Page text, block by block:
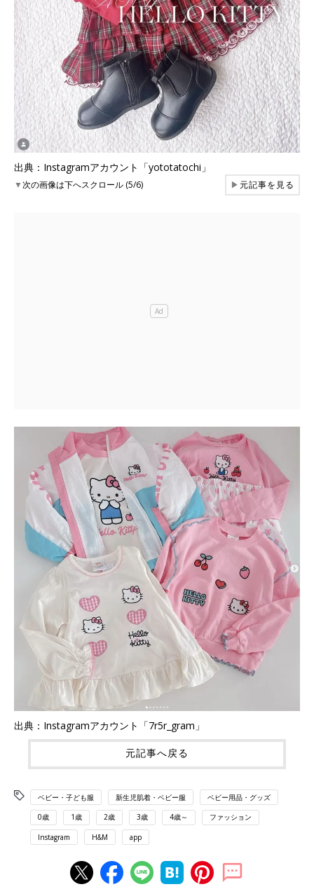
出典：Instagramアカウント「yototatochi」
▼次の画像は下へスクロール (5/6) ▶元記事を見る
出典：Instagramアカウント「7r5r_gram」
元記事へ戻る
ベビー・子ども服 新生児肌着・ベビー服 ベビー用品・グッズ
0歳 1歳 2歳 3歳 4歳～ ファッション
Instagram H&M app